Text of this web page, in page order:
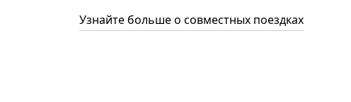
Узнайте больше о совместных поездках